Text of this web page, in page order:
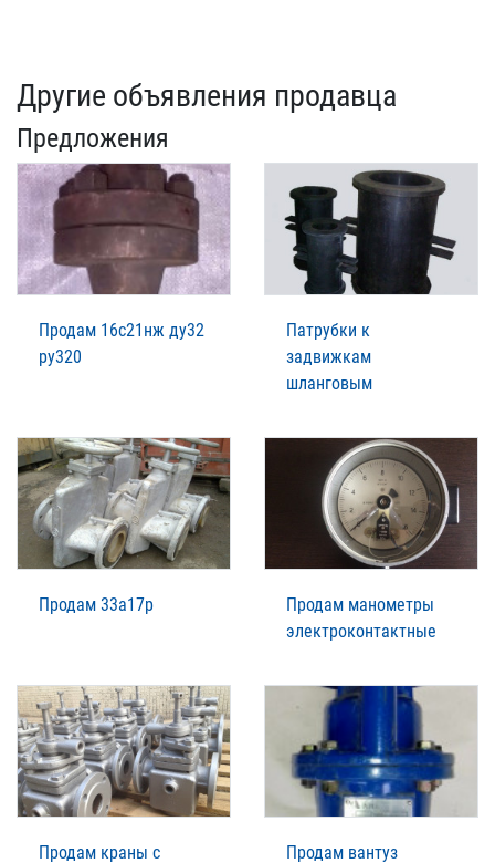
Другие объявления продавца
Предложения
Продам 16с21нж ду32
ру320
Патрубки к
задвижкам
шланговым
Продам 33а17р
Продам манометры
электроконтактные
Продам краны с
Продам вантуз